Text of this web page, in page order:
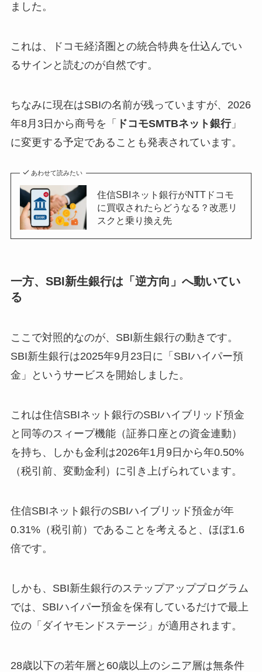
ました。
これは、ドコモ経済圏との統合特典を仕込んでい
るサインと読むのが自然です。
ちなみに現在はSBIの名前が残っていますが、2026
年8月3日から商号を「 ドコモSMTBネット銀行」
に変更する予定であることも発表されています。
あわせて読みたい
住信SBIネット銀行がNTTドコモ
に買収されたらどうなる？改悪リ
スクと乗り換え先
一方、SBI新生銀行は「逆方向」へ動いてい
る
ここで対照的なのが、SBI新生銀行の動きです。
SBI新生銀行は2025年9月23日に「SBIハイパー預
金」というサービスを開始しました。
これは住信SBIネット銀行のSBIハイブリッド預金
と同等のスィープ機能（証券口座との資金連動）
を持ち、しかも金利は2026年1月9日から年0.50%
（税引前、変動金利）に引き上げられています。
住信SBIネット銀行のSBIハイブリッド預金が年
0.31%（税引前）であることを考えると、ほぼ1.6
倍です。
しかも、SBI新生銀行のステップアッププログラム
では、SBIハイパー預金を保有しているだけで最上
位の「ダイヤモンドステージ」が適用されます。
28歳以下の若年層と60歳以上のシニア層は無条件